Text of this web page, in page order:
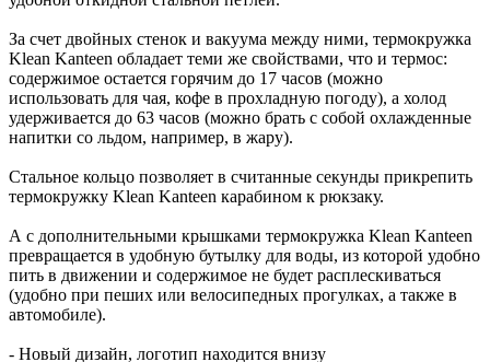
За счет двойных стенок и вакуума между ними, термокружка
Klean Kanteen обладает теми же свойствами, что и термос:
содержимое остается горячим до 17 часов (можно
использовать для чая, кофе в прохладную погоду), а холод
удерживается до 63 часов (можно брать с собой охлажденные
напитки со льдом, например, в жару).
Стальное кольцо позволяет в считанные секунды прикрепить
термокружку Klean Kanteen карабином к рюкзаку.
А с дополнительными крышками термокружка Klean Kanteen
превращается в удобную бутылку для воды, из которой удобно
пить в движении и содержимое не будет расплескиваться
(удобно при пеших или велосипедных прогулках, а также в
автомобиле).
- Новый дизайн, логотип находится внизу